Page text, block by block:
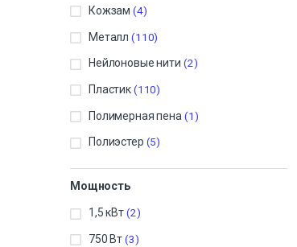
Кожзам (4)
Металл (110)
Нейлоновые нити (2)
Пластик (110)
Полимерная пена (1)
Полиэстер (5)
Мощность
1,5 кВт (2)
750 Вт (3)